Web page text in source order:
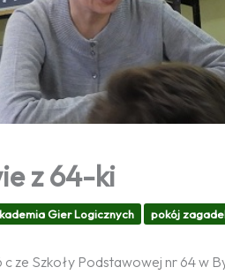
z 64-ki
Gier Logicznych pokój
c ze Szkoły Podstawowej nr 64 w